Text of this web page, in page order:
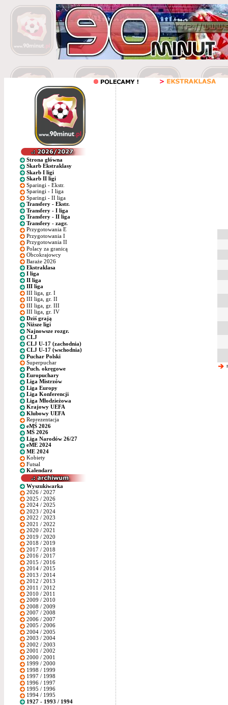
Strona główna
Skarb Ekstraklasy
Skarb I ligi
Skarb II ligi
Sparingi - Ekstr.
Sparingi - I liga
Sparingi - II liga
Transfery - Ekstr.
Transfery - I liga
Transfery - II liga
Transfery - zagr.
Przygotowania E
Przygotowania I
Przygotowania II
Polacy za granicą
Obcokrajowcy
Baraże 2026
Ekstraklasa
I liga
II liga
III liga
III liga, gr. I
III liga, gr. II
III liga, gr. III
III liga, gr. IV
Dziś grają
Niższe ligi
Najnowsze rozgr.
CLJ
CLJ U-17 (zachodnia)
CLJ U-17 (wschodnia)
Puchar Polski
Superpuchar
Puch. okręgowe
Europuchary
Liga Mistrzów
Liga Europy
Liga Konferencji
Liga Młodzieżowa
Krajowy UEFA
Klubowy UEFA
Reprezentacja
eMŚ 2026
MŚ 2026
Liga Narodów 26/27
eME 2024
ME 2024
Kobiety
Futsal
Kalendarz
Wyszukiwarka
2026 / 2027
2025 / 2026
2024 / 2025
2023 / 2024
2022 / 2023
2021 / 2022
2020 / 2021
2019 / 2020
2018 / 2019
2017 / 2018
2016 / 2017
2015 / 2016
2014 / 2015
2013 / 2014
2012 / 2013
2011 / 2012
2010 / 2011
2009 / 2010
2008 / 2009
2007 / 2008
2006 / 2007
2005 / 2006
2004 / 2005
2003 / 2004
2002 / 2003
2001 / 2002
2000 / 2001
1999 / 2000
1998 / 1999
1997 / 1998
1996 / 1997
1995 / 1996
1994 / 1995
1927 - 1993 / 1994